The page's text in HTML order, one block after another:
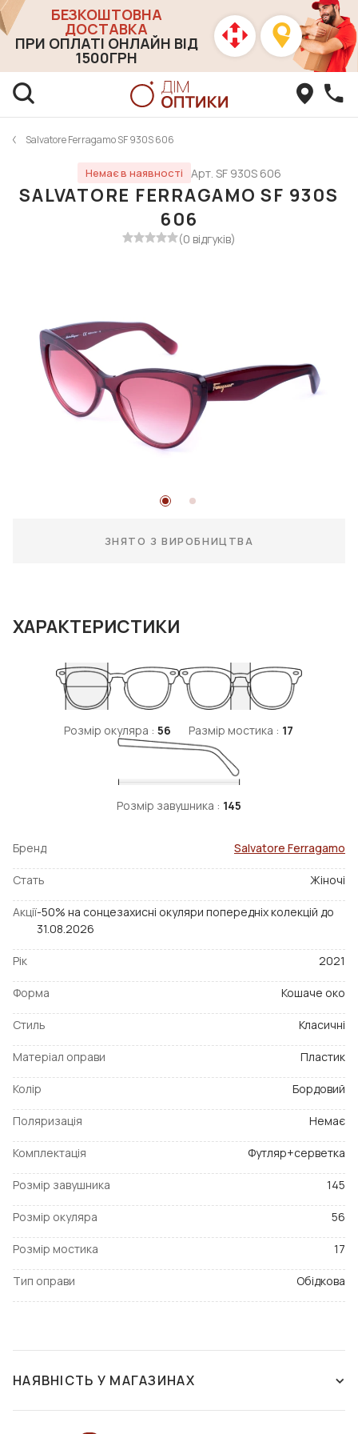
БЕЗКОШТОВНА
ДОСТАВКА
ПРИ ОПЛАТІ ОНЛАЙН ВІД
1500ГРН
Salvatore Ferragamo SF 930S 606
Немає в наявності Арт. SF 930S 606
SALVATORE FERRAGAMO SF 930S
606
(0 відгуків)
ЗНЯТО З ВИРОБНИЦТВА
ХАРАКТЕРИСТИКИ
Розмір окуляра : 56 Размір мостика : 17
Розмір завушника : 145
Бренд Salvatore Ferragamo
Стать Жіночі
Акції-50% на сонцезахисні окуляри попередніх колекцій до
31.08.2026
Рік 2021
Форма Кошаче око
Стиль Класичні
Матеріал оправи Пластик
Колір Бордовий
Поляризація Немає
Комплектація Футляр+серветка
Розмір завушника 145
Розмір окуляра 56
Розмір мостика 17
Тип оправи Обідкова
НАЯВНІСТЬ У МАГАЗИНАХ